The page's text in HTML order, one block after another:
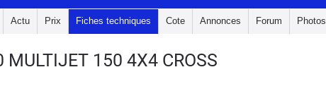
Actu Prix Fiches techniques Cote Annonces Forum Photos
MULTIJET 150 4X4 CROSS